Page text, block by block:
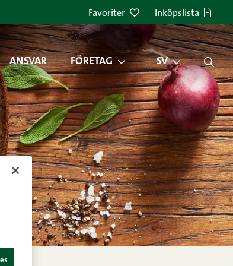
Favoriter Inköpslista
ANSVAR FÖRETAG SV